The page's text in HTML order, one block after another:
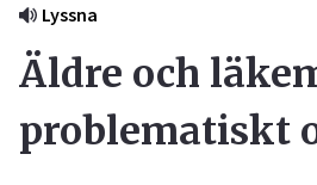
Lyssna
Äldre och
problematiskt